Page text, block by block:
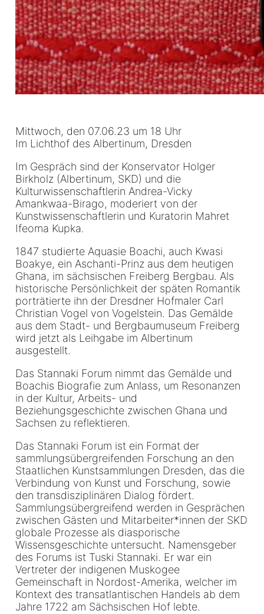
Mittwoch, den 07.06.23 um 18 Uhr
Im Lichthof des Albertinum, Dresden
Im Gespräch sind der Konservator Holger
Birkholz (Albertinum, SKD) und die
Kulturwissenschaftlerin Andrea-Vicky
Amankwaa-Birago, moderiert von der
Kunstwissenschaftlerin und Kuratorin Mahret
Ifeoma Kupka.
1847 studierte Aquasie Boachi, auch Kwasi
Boakye, ein Aschanti-Prinz aus dem heutigen
Ghana, im sächsischen Freiberg Bergbau. Als
historische Persönlichkeit der späten Romantik
porträtierte ihn der Dresdner Hofmaler Carl
Christian Vogel von Vogelstein. Das Gemälde
aus dem Stadt- und Bergbaumuseum Freiberg
wird jetzt als Leihgabe im Albertinum
ausgestellt.
Das Stannaki Forum nimmt das Gemälde und
Boachis Biografie zum Anlass, um Resonanzen
in der Kultur, Arbeits- und
Beziehungsgeschichte zwischen Ghana und
Sachsen zu reflektieren.
Das Stannaki Forum ist ein Format der
sammlungsübergreifenden Forschung an den
Staatlichen Kunstsammlungen Dresden, das die
Verbindung von Kunst und Forschung, sowie
den transdisziplinären Dialog fördert.
Sammlungsübergreifend werden in Gesprächen
zwischen Gästen und Mitarbeiter*innen der SKD
globale Prozesse als diasporische
Wissensgeschichte untersucht. Namensgeber
des Forums ist Tuski Stannaki. Er war ein
Vertreter der indigenen Muskogee
Gemeinschaft in Nordost-Amerika, welcher im
Kontext des transatlantischen Handels ab dem
Jahre 1722 am Sächsischen Hof lebte.